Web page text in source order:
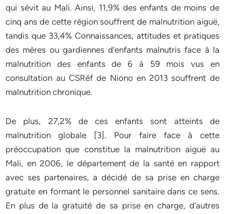
qui sévit au Mali. Ainsi, 11,9% des enfants de moins de
cinq ans de cette région souffrent de malnutrition aiguë,
tandis que 33,4% Connaissances, attitudes et pratiques
des mères ou gardiennes d’enfants malnutris face à la
malnutrition des enfants de 6 à 59 mois vus en
consultation au CSRéf de Niono en 2013 souffrent de
malnutrition chronique.
De plus, 27,2% de ces enfants sont atteints de
malnutrition globale [3]. Pour faire face à cette
préoccupation que constitue la malnutrition aiguë au
Mali, en 2006, le département de la santé en rapport
avec ses partenaires, a décidé de sa prise en charge
gratuite en formant le personnel sanitaire dans ce sens.
En plus de la gratuité de sa prise en charge, d’autres